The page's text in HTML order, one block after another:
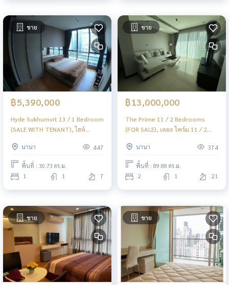
ขาย
฿5,390,000
Hyde Sukhumvit 13 / 1 Bedroom
(SALE WITH TENANT), ไฮด์
ผู้เช่า) F224
นานา 447
พื้นที่ : 30.73 ตร.ม.
1 1 7
ขาย
฿13,000,000
The Prime 11 / 2 Bedrooms
(FOR SALE), เดอะ ไพร์ม 11 / 2
นานา
374
พื้นที่ : 89.88 ตร.ม.
2 1 21
ขาย ขาย